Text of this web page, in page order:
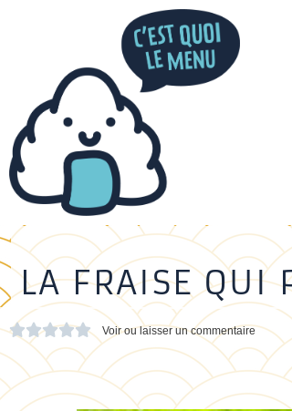
LA FRAISE QUI
 Voir ou laisser un commentaire